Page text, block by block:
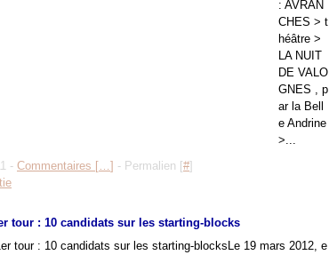
: AVRAN
CHES > t
héâtre >
LA NUIT
DE VALO
GNES , p
ar la Bell
e Andrine
>...
- Commentaires […] - Permalien [#]
tour : 10 candidats sur les starting-blocks
Le 19 mars 2012, e